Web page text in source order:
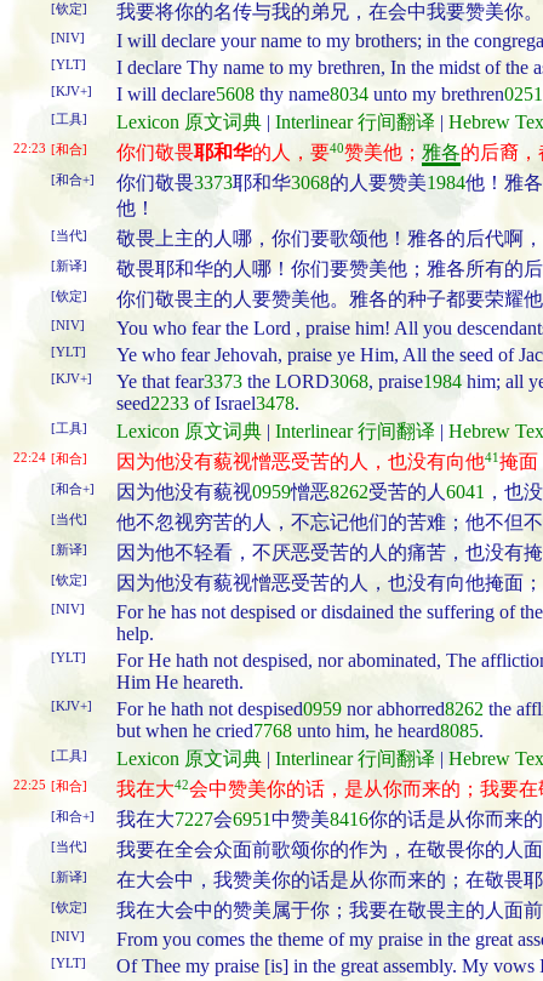
[钦定] 我要将你的名传与我的弟兄，在会中我要赞美你。
[NIV] I will declare your name to my brothers; in the
[YLT] I declare Thy name to my brethren, In the midst of the
[KJV+] I will declare5608 thy name8034 unto my brethren0251
[工具] Lexicon 原文词典 | Interlinear 行间翻译 | Hebrew
22:23 [和合] 你们敬畏耶和华的人，要40赞美他； 雅各的后裔
[和合+] 你们敬畏3373耶和华3068的人要赞美1984他！雅各
他！
[当代] 敬畏上主的人哪，你们要歌颂他！雅各的后代啊
[新译] 敬畏耶和华的人哪！你们要赞美他；雅各所有的
[钦定] 你们敬畏主的人要赞美他。雅各的种子都要荣耀
[NIV] You who fear the Lord , praise him! All you
[YLT] Ye who fear Jehovah, praise ye Him, All the seed of
[KJV+] Ye that fear3373 the LORD3068, praise1984 him; all
seed2233 of Israel3478.
[工具] Lexicon 原文词典 | Interlinear 行间翻译 | Hebrew
22:24 [和合] 因为他没有藐视憎恶受苦的人，也没有向他41掩面
[和合+] 因为他没有藐视0959憎恶8262受苦的人 6041 ，也
[当代] 他不忽视穷苦的人，不忘记他们的苦难；他不但
[新译] 因为他不轻看，不厌恶受苦的人的痛苦，也没有
[钦定] 因为他没有藐视憎恶受苦的人，也没有向他掩面
[NIV]
For he has not despised or disdained the suffering of
help.
[YLT]
For He hath not despised, nor abominated, The
Him He heareth.
[KJV+] For he hath not despised0959 nor abhorred8262 the
but when he cried7768 unto him, he heard8085.
[工具] Lexicon 原文词典 | Interlinear 行间翻译 | Hebrew
22:25 [和合] 我在大42会中赞美你的话，是从你而来的；我要在
[和合+] 我在大7227会6951中赞美8416你的话是从你而来
[当代] 我要在全会众面前歌颂你的作为，在敬畏你的人
[新译] 在大会中，我赞美你的话是从你而来的；在敬畏
[钦定] 我在大会中的赞美属于你；我要在敬畏主的人面
[NIV] From you comes the theme of my praise in the great
[YLT] Of Thee my praise [is] in the great assembly. My vows